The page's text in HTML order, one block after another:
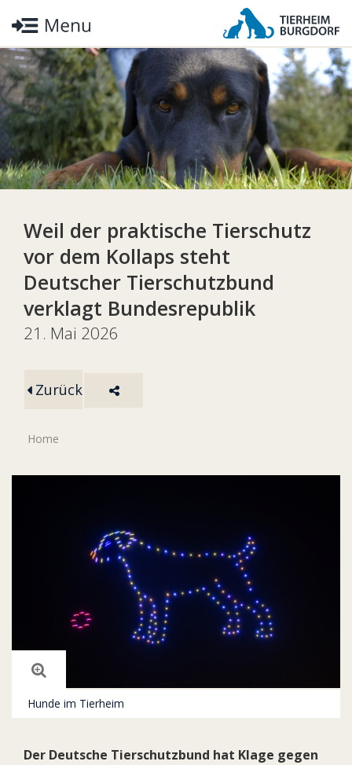
Weil der praktische Tierschutz
vor dem Kollaps steht
Deutscher Tierschutzbund
verklagt Bundesrepublik
21. Mai 2026
Zurück
Home
Hunde im Tierheim
Der Deutsche Tierschutzbund hat Klage gegen